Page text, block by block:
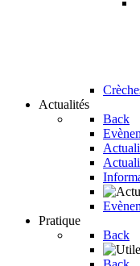
Actualités
Back
Pratique
Back